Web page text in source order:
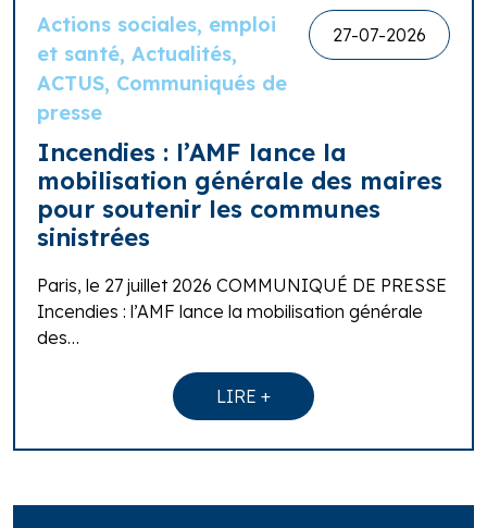
Actions sociales, emploi
et santé, Actualités,
ACTUS, Communiqués de
presse
27-07-2026
Incendies : l’AMF lance la
mobilisation générale des maires
pour soutenir les communes
sinistrées
Paris, le 27 juillet 2026 COMMUNIQUÉ DE PRESSE
Incendies : l’AMF lance la mobilisation générale
des…
LIRE +